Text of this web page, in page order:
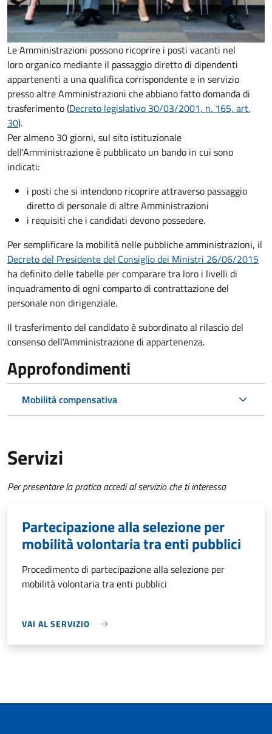
Le Amministrazioni possono ricoprire i posti vacanti nel
loro organico mediante il passaggio diretto di dipendenti
appartenenti a una qualifica corrispondente e in servizio
presso altre Amministrazioni che abbiano fatto domanda di
trasferimento (Decreto legislativo 30/03/2001, n. 165, art.
30).
Per almeno 30 giorni, sul sito istituzionale
dell'Amministrazione è pubblicato un bando in cui sono
indicati:
i posti che si intendono ricoprire attraverso passaggio
diretto di personale di altre Amministrazioni
i requisiti che i candidati devono possedere.
Per semplificare la mobilità nelle pubbliche amministrazioni, il
Decreto del Presidente del Consiglio dei Ministri 26/06/2015
ha definito delle tabelle per comparare tra loro i livelli di
inquadramento di ogni comparto di contrattazione del
personale non dirigenziale.
Il trasferimento del candidato è subordinato al rilascio del
consenso dell’Amministrazione di appartenenza.
Approfondimenti
Mobilità compensativa
Servizi
Per presentare la pratica accedi al servizio che ti interessa
Partecipazione alla selezione per
mobilità volontaria tra enti pubblici
Procedimento di partecipazione alla selezione per
mobilità volontaria tra enti pubblici
VAI AL SERVIZIO